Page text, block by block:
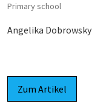
Primary school
Angelika Dobrowsky
Zum Artikel